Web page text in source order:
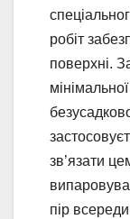
робіт
поверхні.
зв’язати
пір